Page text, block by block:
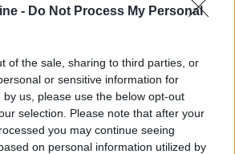
- Do Not Process My Personal
of the sale, sharing to third parties, or
or sensitive information for
us, please use the below opt-out
selection. Please note that after your
you may continue seeing
on personal information utilized by
di fronte a un panorama
e suoni, perché la musica non
sei pronto a lasciarti